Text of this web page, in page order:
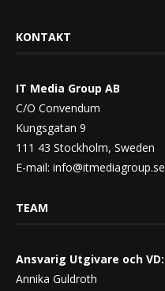
KONTAKT
IT Media Group AB
C/O Convendum
Kungsgatan 9
111 43 Stockholm, Sweden
E-mail: info@itmediagroup.se
TEAM
Ansvarig Utgivare och VD:
Annika Guldroth